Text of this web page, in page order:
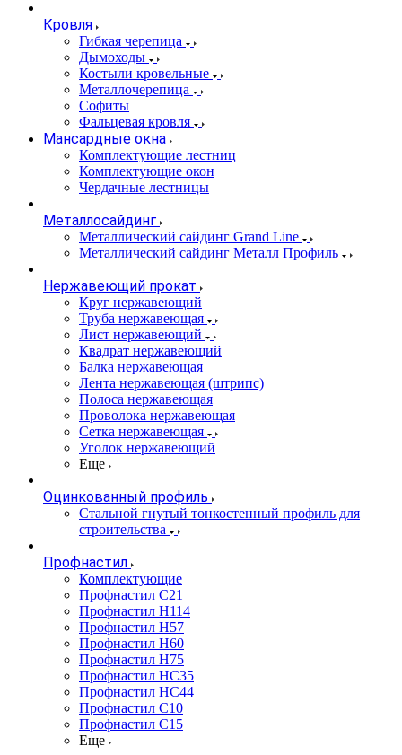
Кровля
Гибкая черепица
Дымоходы
Костыли кровельные
Металлочерепица
Софиты
Фальцевая кровля
Мансардные окна
Комплектующие лестниц
Комплектующие окон
Чердачные лестницы
Металлосайдинг
Металлический сайдинг Grand Line
Металлический сайдинг Металл Профиль
Нержавеющий прокат
Круг нержавеющий
Труба нержавеющая
Лист нержавеющий
Квадрат нержавеющий
Балка нержавеющая
Лента нержавеющая (штрипс)
Полоса нержавеющая
Проволока нержавеющая
Сетка нержавеющая
Уголок нержавеющий
Еще
Оцинкованный профиль
Стальной гнутый тонкостенный профиль для
строительства
Профнастил
Комплектующие
Профнастил C21
Профнастил Н114
Профнастил Н57
Профнастил Н60
Профнастил Н75
Профнастил НС35
Профнастил НС44
Профнастил С10
Профнастил С15
Еще